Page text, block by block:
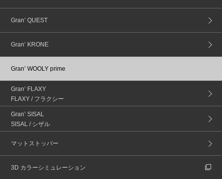
Gran’ QUEST
Gran’ KRONE
Gran’ WOOLY prime
Gran’ FLAXY
FLAXY / フラクシー
Gran’ SISAL
SISAL / シザル
マットストッパー
3D カラーシミュレーション